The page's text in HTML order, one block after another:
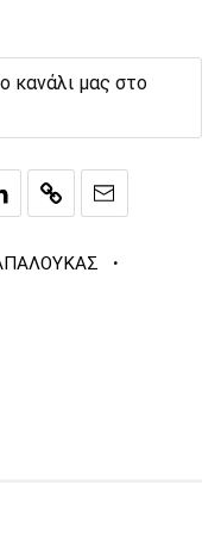
κανάλι μας στο
·